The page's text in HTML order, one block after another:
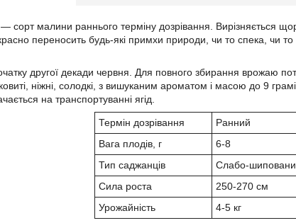
— сорт малини раннього терміну дозрівання. Вирізняється
переносить будь-які примхи природи, чи то спека, чи
другої декади червня. Для повного збирання врожаю
ніжні, солодкі, з вишуканим ароматом і масою до 9
на транспортуванні ягід.
Термін дозрівання
Ранний
Вага плодів, г
6-8
Тип саджанців
Слабо-
Сила роста
250-270 см
Урожайність
4-5 кг